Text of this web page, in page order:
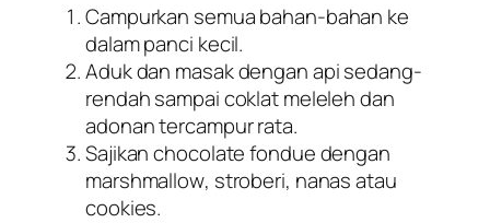
Campurkan semua bahan-bahan ke
dalam panci kecil.
Aduk dan masak dengan api sedang-
rendah sampai coklat meleleh dan
adonan tercampur rata.
Sajikan chocolatefonduedengan
marshmallow, stroberi, nanas atau
cookies.